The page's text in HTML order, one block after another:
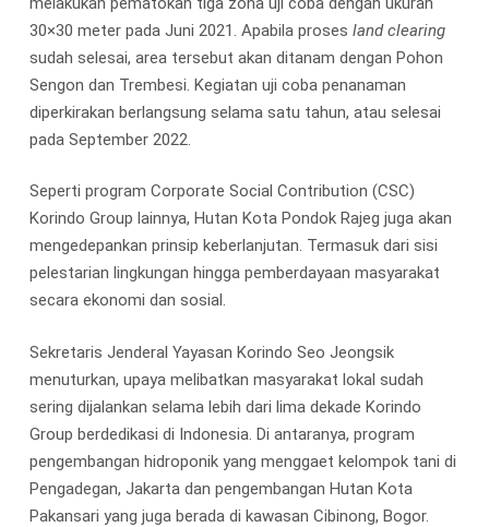
30×30 meter pada Juni 2021. Apabila proses land clearing
sudah selesai, area tersebut akan ditanam dengan Pohon
Sengon dan Trembesi. Kegiatan uji coba penanaman
diperkirakan berlangsung selama satu tahun, atau selesai
pada September 2022.
Seperti program Corporate Social Contribution (CSC)
Korindo Group lainnya, Hutan Kota Pondok Rajeg juga akan
mengedepankan prinsip keberlanjutan. Termasuk dari sisi
pelestarian lingkungan hingga pemberdayaan masyarakat
secara ekonomi dan sosial.
Sekretaris Jenderal Yayasan Korindo Seo Jeongsik
menuturkan, upaya melibatkan masyarakat lokal sudah
sering dijalankan selama lebih dari lima dekade Korindo
Group berdedikasi di Indonesia. Di antaranya, program
pengembangan hidroponik yang menggaet kelompok tani di
Pengadegan, Jakarta dan pengembangan Hutan Kota
Pakansari yang juga berada di kawasan Cibinong, Bogor.